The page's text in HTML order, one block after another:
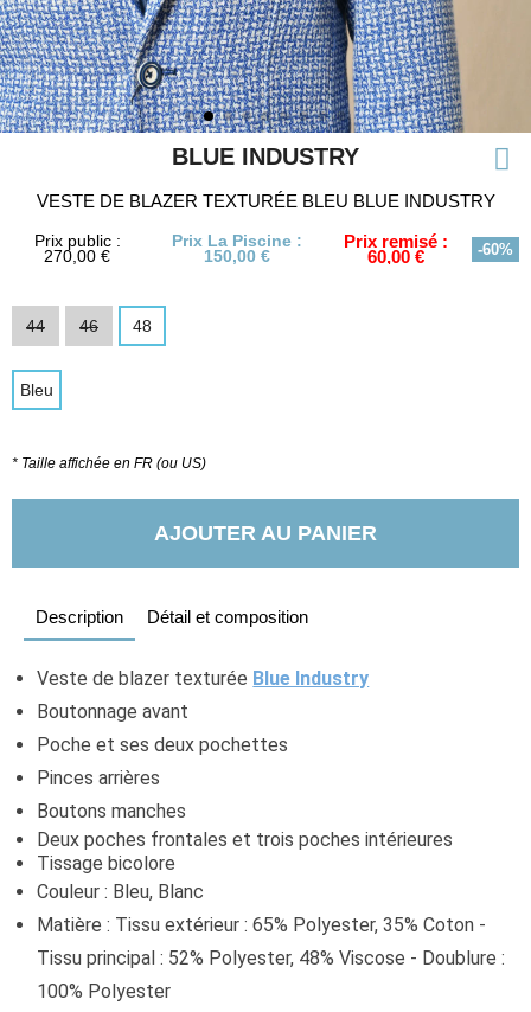
BLUE INDUSTRY
VESTE DE BLAZER TEXTURÉE BLEU BLUE INDUSTRY
Prix public :
270,00 €
Prix La Piscine :
150,00 €
Prix remisé :
60,00 € -60%
44 46 48
Bleu
* Taille affichée en FR (ou US)
AJOUTER AU PANIER
Description Détail et composition
Veste de blazer texturée Blue Industry
Boutonnage avant
Poche et ses deux pochettes
Pinces arrières
Boutons manches
Deux poches frontales et trois poches intérieures
Tissage bicolore
Couleur : Bleu, Blanc
Matière : Tissu extérieur : 65% Polyester, 35% Coton -
Tissu principal : 52% Polyester, 48% Viscose - Doublure :
100% Polyester